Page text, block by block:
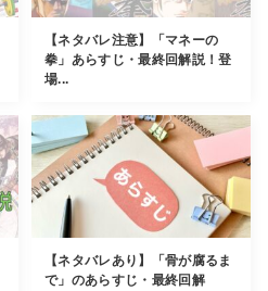
【ネタバレ注意】「マネーの
拳」あらすじ・最終回解説！登
場...
【ネタバレあり】「骨が腐るま
で」のあらすじ・最終回解